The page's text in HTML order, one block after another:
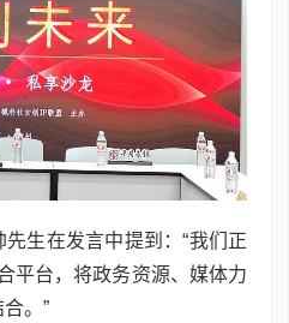
生在发言中提到：“我们正
平台，将政务资源、媒体力
。”